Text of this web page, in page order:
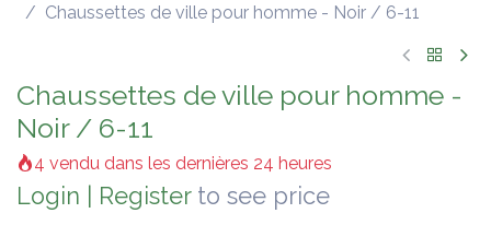
Chaussettes de ville pour homme - Noir / 6-11
Chaussettes de ville pour homme -
Noir / 6-11
4 vendu dans les dernières 24 heures
Login Register to see price